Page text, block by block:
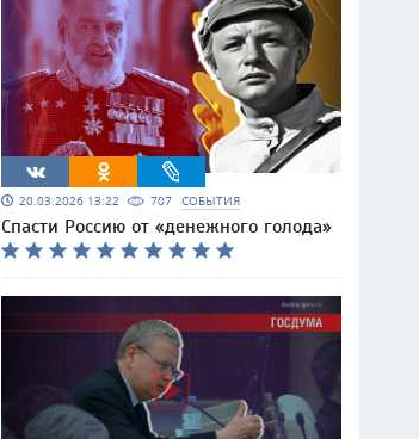
20.03.2026 13:22 707 СОБЫТИЯ
Спасти Россию от «денежного голода»